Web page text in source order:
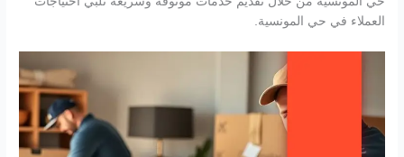
العملاء في حي المونسية.